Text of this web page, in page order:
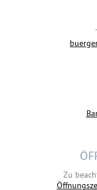
Zu